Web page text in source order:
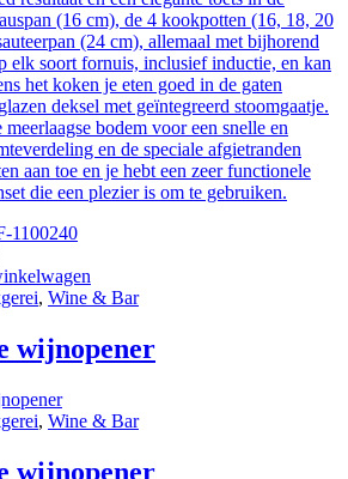
(16 cm), de 4 kookpotten (16, 18, 20
(24 cm), allemaal met bijhorend
elk soort fornuis, inclusief inductie, en kan
het koken je eten goed in de gaten
deksel met geïntegreerd stoomgaatje.
bodem voor een snelle en
en de speciale afgietranden
aan toe en je hebt een zeer functionele
die een plezier is om te gebruiken.
1100240
, Wine & Bar
wijnopener
, Wine & Bar
wijnopener